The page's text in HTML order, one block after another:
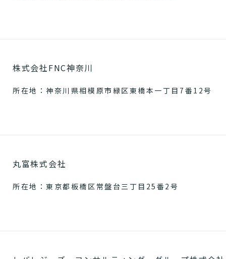
株式会社FNC神奈川
所在地：神奈川県相模原市緑区東橋本一丁目7番12号
丸富株式会社
所在地：東京都板橋区常盤台三丁目25番2号